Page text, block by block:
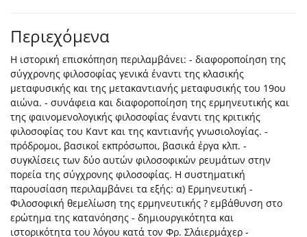
Περιεχόμενα
Η ιστορική επισκόπηση περιλαμβάνει: - διαφοροποίηση της
σύγχρονης φιλοσοφίας γενικά έναντι της κλασικής
μεταφυσικής και της μετακαντιανής μεταφυσικής του 19ου
αιώνα. - συνάφεια και διαφοροποίηση της ερμηνευτικής και
της φαινομενολογικής φιλοσοφίας έναντι της κριτικής
φιλοσοφίας του Καντ και της καντιανής γνωσιολογίας. -
πρόδρομοι, βασικοί εκπρόσωποι, βασικά έργα κλπ. -
συγκλίσεις των δύο αυτών φιλοσοφικών ρευμάτων στην
πορεία της σύγχρονης φιλοσοφίας. Η συστηματική
παρουσίαση περιλαμβάνει τα εξής: α) Ερμηνευτική -
Φιλοσοφική θεμελίωση της ερμηνευτικής ? εμβάθυνση στο
ερώτημα της κατανόησης - δημιουργικότητα και
ιστορικότητα του λόγου κατά τον Φρ. Σλάιερμάχερ -